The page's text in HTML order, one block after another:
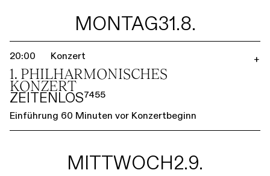
MONTAG31.8.
20:00 Konzert
1. PHILHARMO­NISCHES
KONZERT
ZEITENLOS⁷⁴⁵⁵
Einführung 60 Minuten vor Konzertbeginn
+
MITTWOCH2.9.